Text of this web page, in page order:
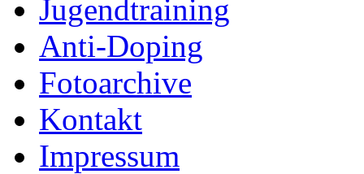
Jugendtraining
Anti-Doping
Fotoarchive
Kontakt
Impressum